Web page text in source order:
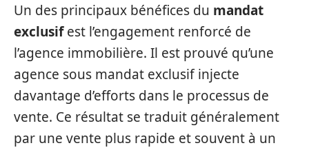
Un des principaux bénéfices du mandat
exclusifest l’engagement renforcé de
l’agence immobilière. Il est prouvé qu’une
agence sous mandat exclusif injecte
davantage d’efforts dans le processus de
vente. Ce résultat se traduit généralement
par une vente plus rapide et souvent à un